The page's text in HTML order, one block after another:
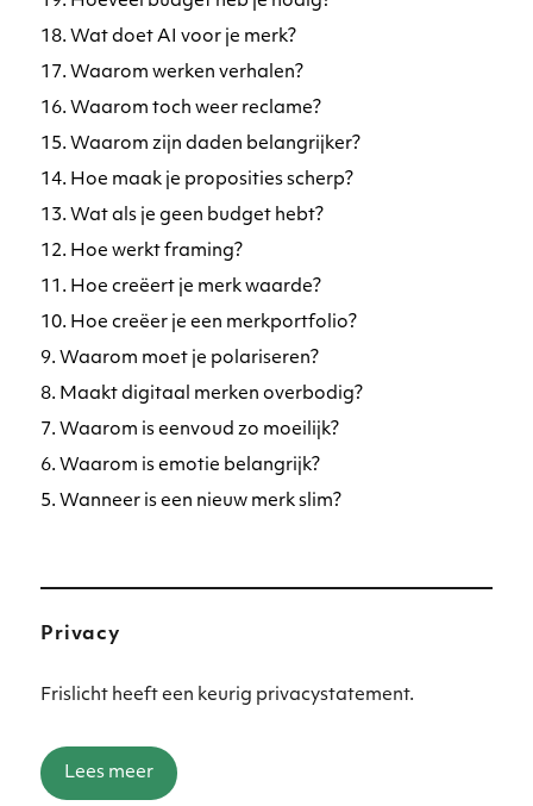
18. Wat doet AI voor je merk?
17. Waarom werken verhalen?
16. Waarom toch weer reclame?
15. Waarom zijn daden belangrijker?
14. Hoe maak je proposities scherp?
13. Wat als je geen budget hebt?
12. Hoe werkt framing?
11. Hoe creëert je merk waarde?
10. Hoe creëer je een merkportfolio?
9. Waarom moet je polariseren?
8. Maakt digitaal merken overbodig?
7. Waarom is eenvoud zo moeilijk?
6. Waarom is emotie belangrijk?
5. Wanneer is een nieuw merk slim?
Privacy
Frislicht heeft een keurig privacystatement.
Lees meer